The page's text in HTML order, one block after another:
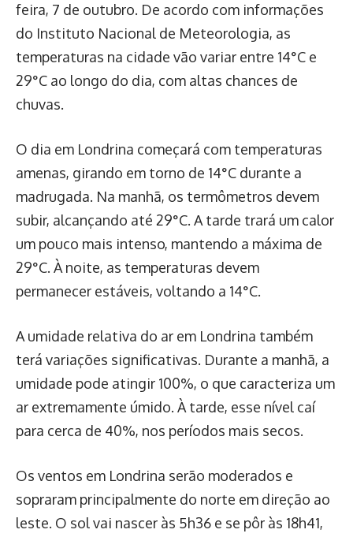
feira, 7 de outubro. De acordo com informações
do Instituto Nacional de Meteorologia, as
temperaturas na cidade vão variar entre 14°C e
29°C ao longo do dia, com altas chances de
chuvas.
O dia em Londrina começará com temperaturas
amenas, girando em torno de 14°C durante a
madrugada. Na manhã, os termômetros devem
subir, alcançando até 29°C. A tarde trará um calor
um pouco mais intenso, mantendo a máxima de
29°C. À noite, as temperaturas devem
permanecer estáveis, voltando a 14°C.
A umidade relativa do ar em Londrina também
terá variações significativas. Durante a manhã, a
umidade pode atingir 100%, o que caracteriza um
ar extremamente úmido. À tarde, esse nível caí
para cerca de 40%, nos períodos mais secos.
Os ventos em Londrina serão moderados e
sopraram principalmente do norte em direção ao
leste. O sol vai nascer às 5h36 e se pôr às 18h41,